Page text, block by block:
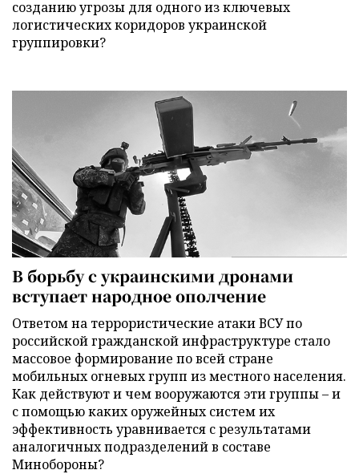
созданию угрозы для одного из ключевых
логистических коридоров украинской
группировки?
В борьбу с украинскими дронами
вступает народное ополчение
Ответом на террористические атаки ВСУ по
российской гражданской инфраструктуре стало
массовое формирование по всей стране
мобильных огневых групп из местного населения.
Как действуют и чем вооружаются эти группы – и
с помощью каких оружейных систем их
эффективность уравнивается с результатами
аналогичных подразделений в составе
Минобороны?